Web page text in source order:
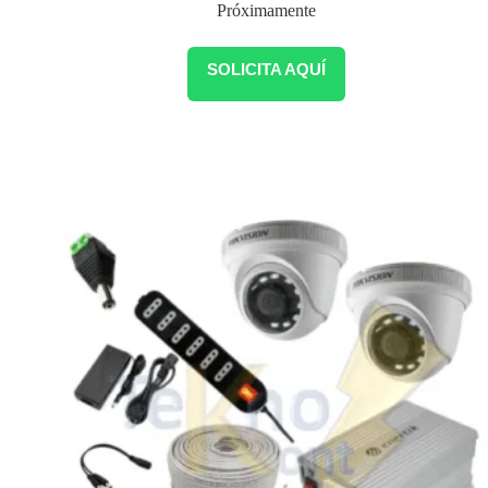
Próximamente
SOLICITA AQUÍ